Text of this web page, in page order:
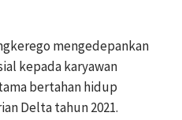
mengedepankan
kepada karyawan
bertahan hidup
Delta tahun 2021.